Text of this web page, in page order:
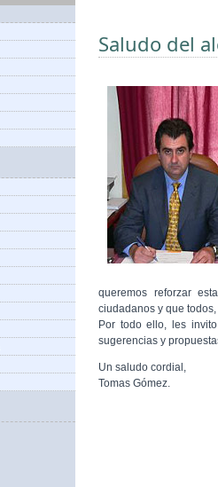
Saludo del
queremos reforzar
ciudadanos y que
Por todo ello, les
sugerencias y
Un saludo cordial,
Tomas Gómez.